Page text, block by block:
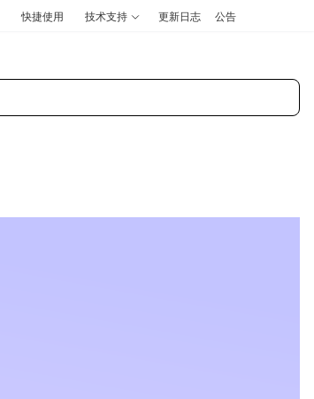
快捷使用 技术支持 更新日志 公告